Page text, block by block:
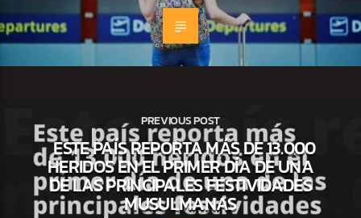
PREVIOUS POST
ESTE PAÍS REPORTA MÁS DE 13.000
HERIDOS EN EL PRIMER DÍA DE UNA
DE LAS PRINCIPALES FESTIVIDADES
MUSULMANAS